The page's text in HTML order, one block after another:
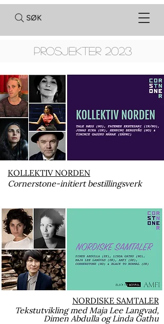
SØK
PROSJEKTER 2023
KOLLEKTIV NORDEN
Cornerstone-initiert bestillingsverk
NORDISKE SAMTALER
Tekstutvikling med Maja Lee Langvad,
Dimen Abdullaog Linda Gathu